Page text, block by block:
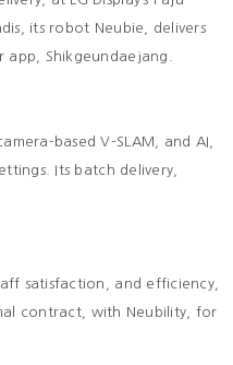
its robot Neubie, delivers
app, Shikgeundaejang.
based V-SLAM, and AI,
Its batch delivery,
satisfaction, and efficiency,
contract, with Neubility, for